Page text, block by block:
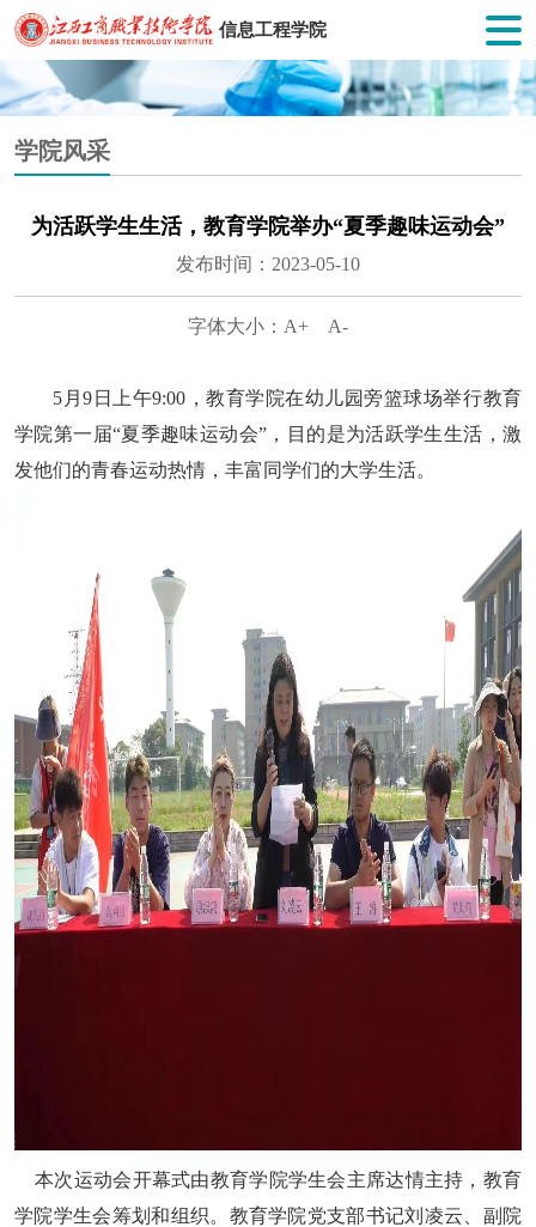
信息工程学院
学院风采
为活跃学生生活，教育学院举办“夏季趣味运动会”
发布时间：2023-05-10
字体大小： A+ A-
5月9日 上午9:00 ，教育学院在幼儿园旁篮球场举行教育
学院第一届“夏季趣味运动会” ， 目的是为活跃学生生活，激
发他们的青春运动热情， 丰富同学们的大学生活。
本次运动会开幕式由教育学院学生会主席达情主持，教育
学院学生会筹划和组织。教育学院党支部书记刘凌云、副院